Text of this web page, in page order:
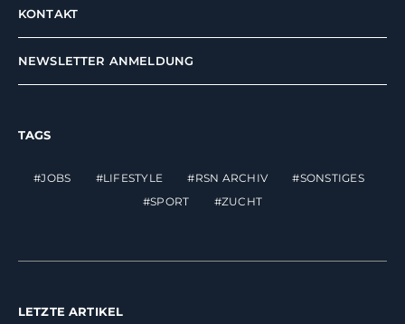
KONTAKT
NEWSLETTER ANMELDUNG
TAGS
JOBS LIFESTYLE RSN ARCHIV
SONSTIGES
SPORT
ZUCHT
LETZTE ARTIKEL